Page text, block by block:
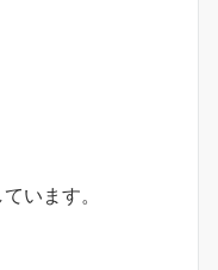
います。